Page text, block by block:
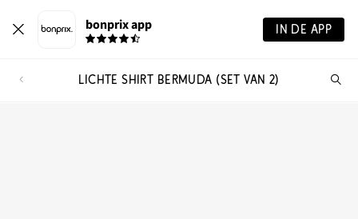
bonprix app IN DE APP
LICHTE SHIRT BERMUDA (SET VAN 2)